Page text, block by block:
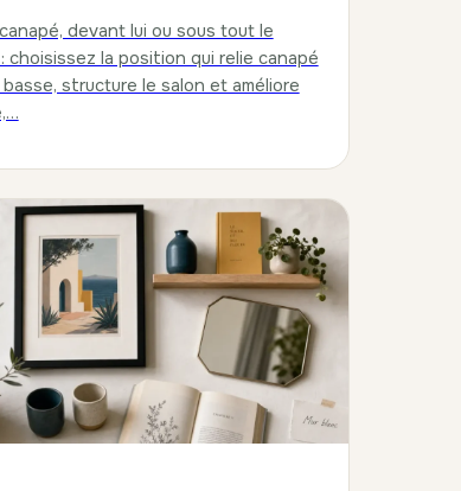
devant lui ou sous tout le
choisissez la position qui relie canapé
structure le salon et améliore